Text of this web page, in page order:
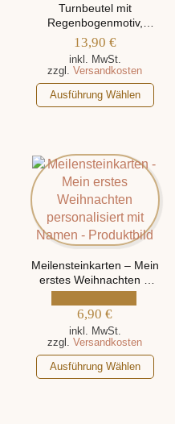
Turnbeutel mit
Regenbogenmotiv,
personalisiert mit Namen
13,90 €
inkl. MwSt.
zzgl.Versandkosten
Ausführung Wählen
Dieses
Produkt
Varianten
auf.
Optionen
können
der
Produktseite
gewählt
Meilensteinkarten – Mein
erstes Weihnachten –
mit 2 verschiedenen
Motiven, personalisiert
mit Namen
6,90€
inkl. MwSt.
zzgl.Versandkosten
Ausführung Wählen
Dieses
Produkt